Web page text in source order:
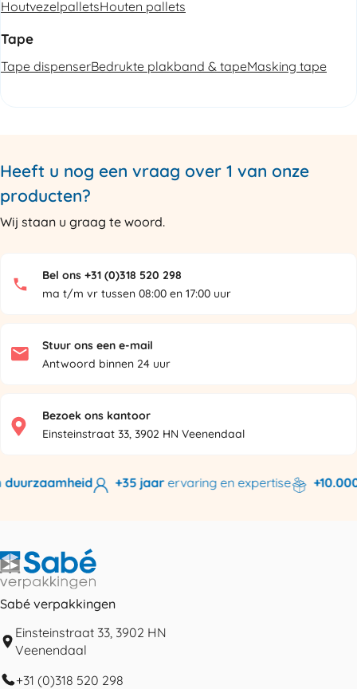
HoutvezelpalletsHouten pallets
Tape
Tape dispenserBedrukte plakband & tapeMasking tape
Heeft u nog een vraag over 1 van onze
producten?
Wij staan u graag te woord.
Bel ons +31 (0)318 520 298
ma t/m vr tussen 08:00 en 17:00 uur
Stuur ons een e-mail
Antwoord binnen 24 uur
Bezoek ons kantoor
Einsteinstraat 33, 3902 HN Veenendaal
+35 jaarervaring en expertise +10.000
Sabé verpakkingen
Einsteinstraat 33, 3902 HN
Veenendaal
+31 (0)318 520 298